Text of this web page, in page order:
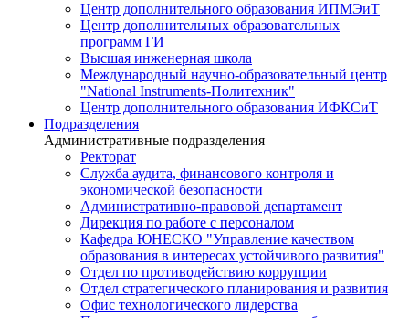
Центр дополнительного образования ИПМЭиТ
Центр дополнительных образовательных
программ ГИ
Высшая инженерная школа
Международный научно-образовательный центр
"National Instruments-Политехник"
Центр дополнительного образования ИФКСиТ
Подразделения
Административные подразделения
Ректорат
Служба аудита, финансового контроля и
экономической безопасности
Административно-правовой департамент
Дирекция по работе с персоналом
Кафедра ЮНЕСКО "Управление качеством
образования в интересах устойчивого развития"
Отдел по противодействию коррупции
Отдел стратегического планирования и развития
Офис технологического лидерства